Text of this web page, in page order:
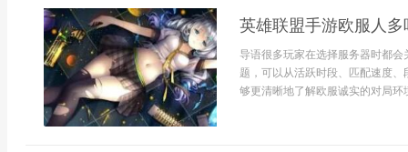
英雄联盟手游欧服人多
导语很多玩家在选择服务器时都
题，可以从活跃时段、匹配速度
够更清晰地了解欧服诚实的对局